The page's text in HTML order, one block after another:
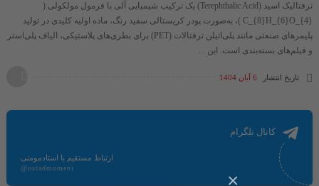
×
ترفتالیک اسید (Terephthalic Acid) یک ترکیب شیمیایی آلی با فرمول مولکولی ​(
C_{8}H_{6}O_{4} )​، به‌صورت پودر کریستالی سفید رنگ، ماده اولیه کلیدی در تولید
پلیمرهای صنعتی مانند پلی‌اتیلن ترفتالات (PET) برای بطری‌های پلاستیکی، الیاف پلی‌استر
و فیلم‌های بسته‌بندی است. این ...
تاریخ انتشار 6 آبان 1404
کانال تلگرام
ارتباط مستقیم با استادمومنی
@ostadmomeni